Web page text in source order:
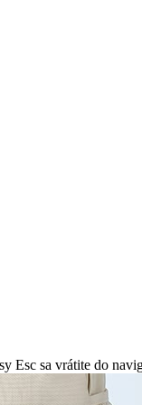
Esc sa vrátite do